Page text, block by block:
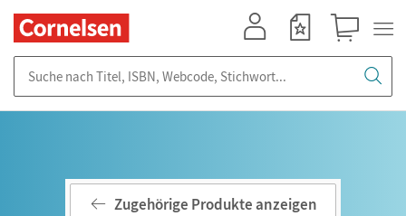
Zugehörige Produkte anzeigen